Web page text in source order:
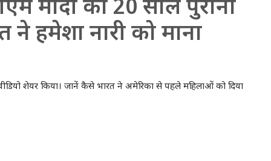
मोदी का 20 साल पुराना
ने हमेशा नारी को माना
वीडियो शेयर किया। जानें कैसे भारत ने अमेरिका से पहले महिलाओं को दिया